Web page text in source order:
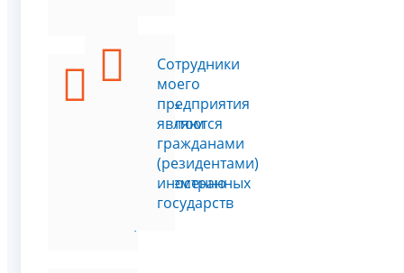
Я
являюсь
резидентом
одновременно
другой
Сотрудники
моего
предприятия
являются
гражданами
(резидентами)
иностранных
государств